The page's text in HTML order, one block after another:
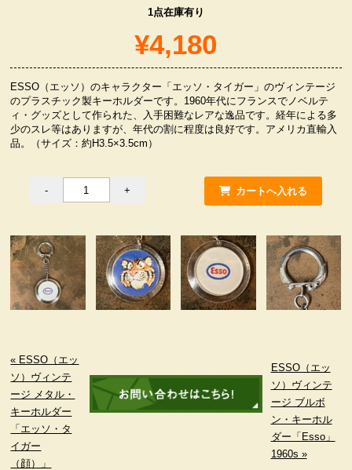
喫煙具
服飾小物雑貨
1点在庫有り
¥4,180
ESSO（エッソ）のキャラクター「エッソ・タイガー」のヴィンテージ
のプラスチック製キーホルダーです。1960年代にフランスでノベルテ
ィ・グッズとして作られた、入手困難なレアな逸品です。経年による多
少のスレ等はありますが、年代の割に程度は良好です。アメリカ直輸入
品。（サイズ：約H3.5×3.5cm）
« ESSO（エッ
ソ）ヴィンテ
ージ メタル・
キーホルダー
「エッソ・タ
イガー
（顔）」
ESSO（エッ
ソ）ヴィンテ
ージ ブルボ
ン・キーホル
ダー「Esso」
1960s »